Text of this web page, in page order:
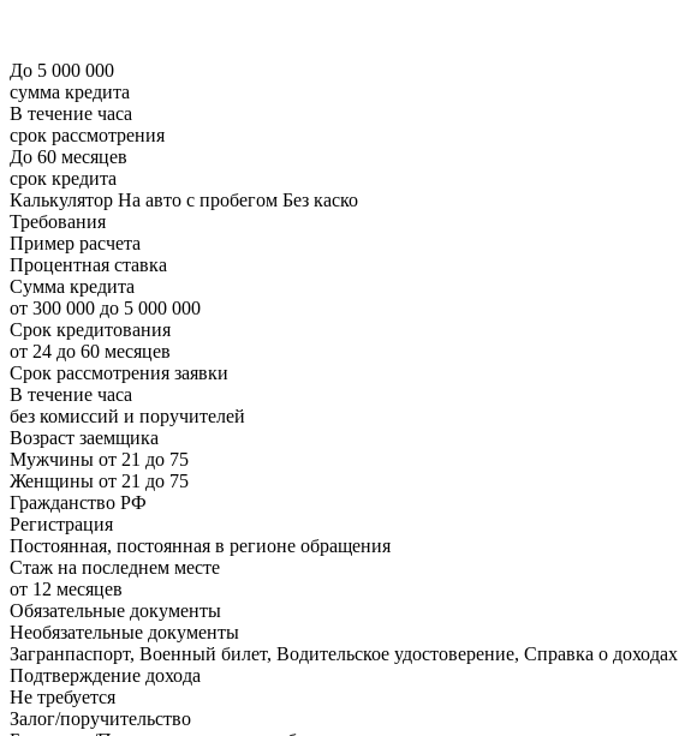
До 5 000 000
сумма кредита
В течение часа
срок рассмотрения
До 60 месяцев
срок кредита
Калькулятор На авто с пробегом Без каско
Требования
Пример расчета
Процентная ставка
Сумма кредита
от 300 000 до 5 000 000
Срок кредитования
от 24 до 60 месяцев
Срок рассмотрения заявки
В течение часа
без комиссий и поручителей
Возраст заемщика
Мужчины от 21 до 75
Женщины от 21 до 75
Гражданство РФ
Регистрация
Постоянная, постоянная в регионе обращения
Стаж на последнем месте
от 12 месяцев
Обязательные документы
Необязательные документы
Загранпаспорт, Военный билет, Водительское удостоверение, Справка о доходах
Подтверждение дохода
Не требуется
Залог/поручительство